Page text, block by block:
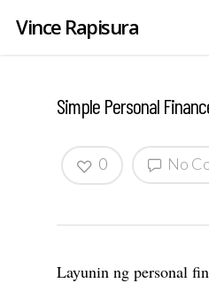
Vince Rapisura
Simple Personal
No
0
Layunin ng personal